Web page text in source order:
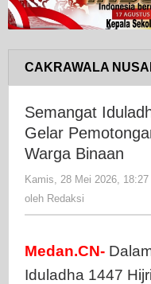
CAKRAWALA
Semangat
Gelar
Warga Binaan
Kamis, 28 Mei 2026, 18:27
oleh Redaksi
Medan.CN-
Iduladha 1447